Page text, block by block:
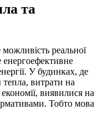
та
реальної
енергоефективне
У будинках, де
тепла, витрати на
виявилися на
Тобто мова